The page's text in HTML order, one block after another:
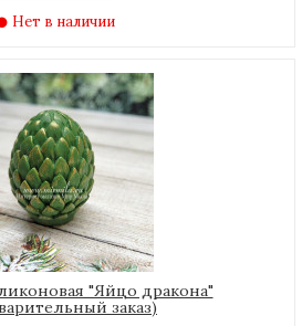
Нет в наличии
"Яйцо дракона"
заказ)